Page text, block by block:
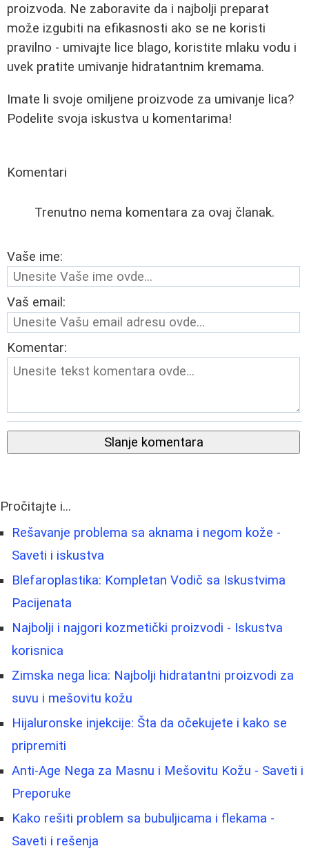
proizvoda. Ne zaboravite da i najbolji preparat
može izgubiti na efikasnosti ako se ne koristi
pravilno - umivajte lice blago, koristite mlaku vodu i
uvek pratite umivanje hidratantnim kremama.
Imate li svoje omiljene proizvode za umivanje lica?
Podelite svoja iskustva u komentarima!
Komentari
Trenutno nema komentara za ovaj članak.
Vaše ime:
Vaš email:
Komentar:
Slanje komentara
Pročitajte i...
Rešavanje problema sa aknama i negom kože -
Saveti i iskustva
Blefaroplastika: Kompletan Vodič sa Iskustvima
Pacijenata
Najbolji i najgori kozmetički proizvodi - Iskustva
korisnica
Zimska nega lica: Najbolji hidratantni proizvodi za
suvu i mešovitu kožu
Hijaluronske injekcije: Šta da očekujete i kako se
pripremiti
Anti-Age Nega za Masnu i Mešovitu Kožu - Saveti i
Preporuke
Kako rešiti problem sa bubuljicama i flekama -
Saveti i rešenja